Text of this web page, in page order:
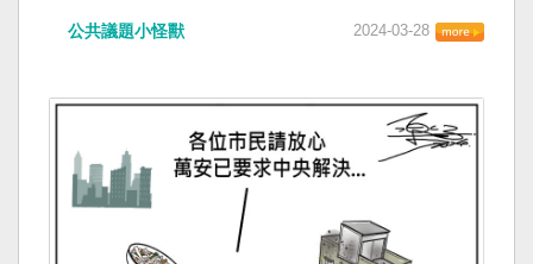
公共議題小怪獸 2024-03-28